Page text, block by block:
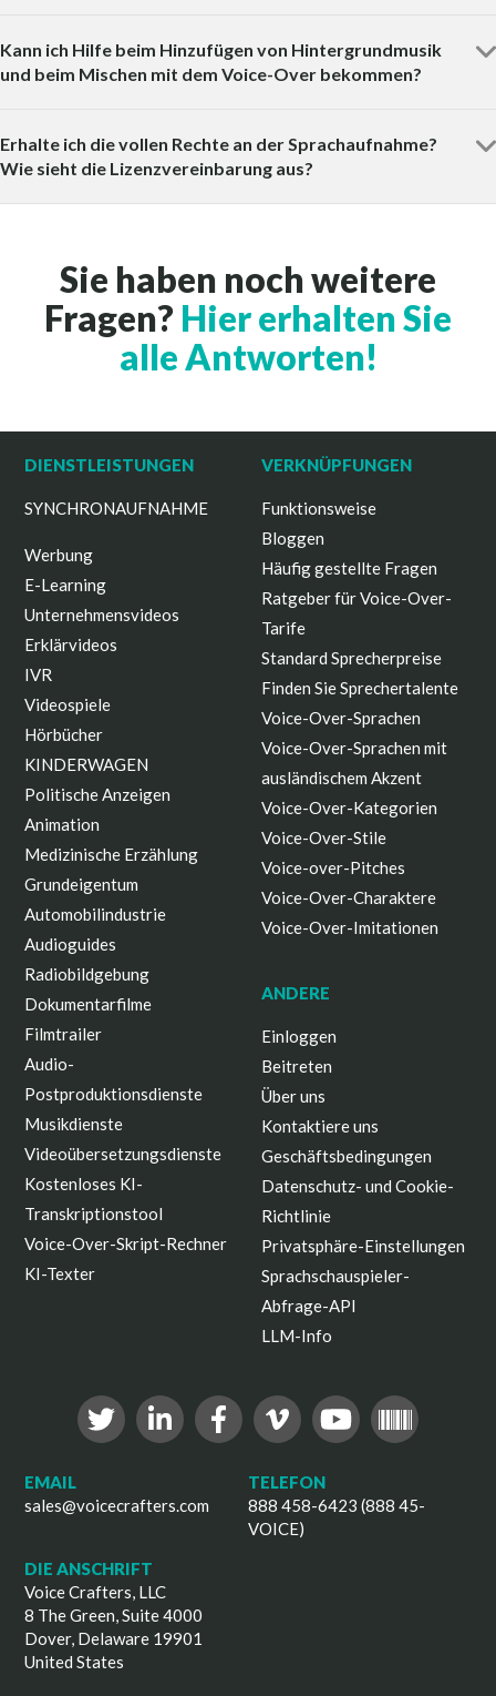
Kann ich Hilfe beim Hinzufügen von Hintergrundmusik
und beim Mischen mit dem Voice-Over bekommen?
Erhalte ich die vollen Rechte an der Sprachaufnahme?
Wie sieht die Lizenzvereinbarung aus?
Sie haben noch weitere
Fragen? Hier erhalten Sie
alle Antworten!
DIENSTLEISTUNGEN
SYNCHRONAUFNAHME
Werbung
E-Learning
Unternehmensvideos
Erklärvideos
IVR
Videospiele
Hörbücher
KINDERWAGEN
Politische Anzeigen
Animation
Medizinische Erzählung
Grundeigentum
Automobilindustrie
Audioguides
Radiobildgebung
Dokumentarfilme
Filmtrailer
Audio-
Postproduktionsdienste
Musikdienste
Videoübersetzungsdienste
Kostenloses KI-
Transkriptionstool
Voice-Over-Skript-Rechner
KI-Texter
VERKNÜPFUNGEN
Funktionsweise
Bloggen
Häufig gestellte Fragen
Ratgeber für Voice-Over-
Tarife
Standard Sprecherpreise
Finden Sie Sprechertalente
Voice-Over-Sprachen
Voice-Over-Sprachen mit
ausländischem Akzent
Voice-Over-Kategorien
Voice-Over-Stile
Voice-over-Pitches
Voice-Over-Charaktere
Voice-Over-Imitationen
ANDERE
Einloggen
Beitreten
Über uns
Kontaktiere uns
Geschäftsbedingungen
Datenschutz- und Cookie-
Richtlinie
Privatsphäre-Einstellungen
Sprachschauspieler-
Abfrage-API
LLM-Info
EMAIL
sales@voicecrafters.com
TELEFON
888 458-6423 (888 45-
VOICE)
DIE ANSCHRIFT
Voice Crafters, LLC
8 The Green, Suite 4000
Dover, Delaware 19901
United States